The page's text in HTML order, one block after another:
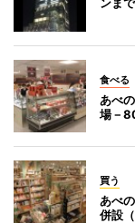
食べる
あべ
場－
買う
あべ
併設